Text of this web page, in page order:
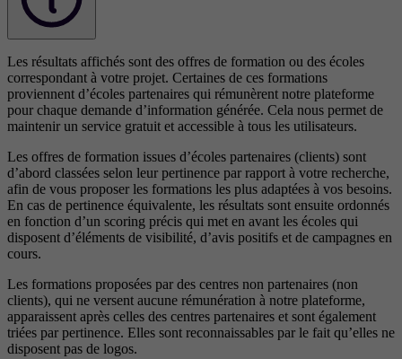
Les résultats affichés sont des offres de formation ou des écoles
correspondant à votre projet. Certaines de ces formations
proviennent d’écoles partenaires qui rémunèrent notre plateforme
pour chaque demande d’information générée. Cela nous permet de
maintenir un service gratuit et accessible à tous les utilisateurs.
Les offres de formation issues d’écoles partenaires (clients) sont
d’abord classées selon leur pertinence par rapport à votre recherche,
afin de vous proposer les formations les plus adaptées à vos besoins.
En cas de pertinence équivalente, les résultats sont ensuite ordonnés
en fonction d’un scoring précis qui met en avant les écoles qui
disposent d’éléments de visibilité, d’avis positifs et de campagnes en
cours.
Les formations proposées par des centres non partenaires (non
clients), qui ne versent aucune rémunération à notre plateforme,
apparaissent après celles des centres partenaires et sont également
triées par pertinence. Elles sont reconnaissables par le fait qu’elles ne
disposent pas de logos.